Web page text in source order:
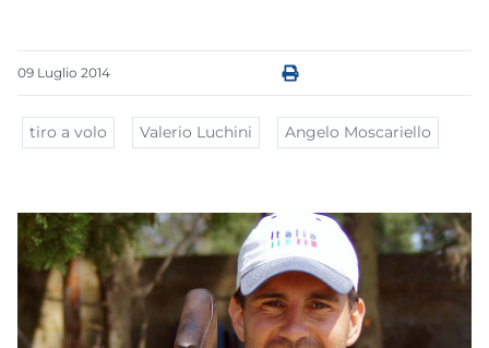
09 Luglio 2014
tiro a volo Valerio Luchini Angelo Moscariello